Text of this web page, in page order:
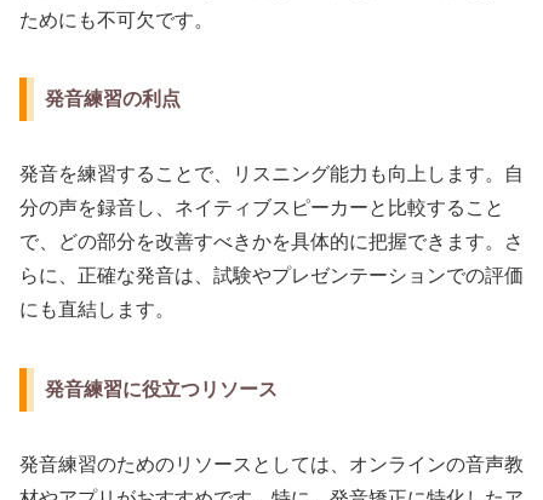
ためにも不可欠です。
発音練習の利点
発音を練習することで、リスニング能力も向上します。自
分の声を録音し、ネイティブスピーカーと比較すること
で、どの部分を改善すべきかを具体的に把握できます。さ
らに、正確な発音は、試験やプレゼンテーションでの評価
にも直結します。
発音練習に役立つリソース
発音練習のためのリソースとしては、オンラインの音声教